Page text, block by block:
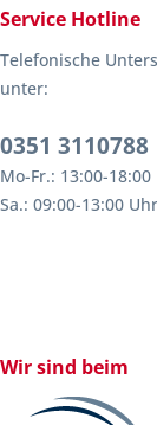
Service Hotline
Telefonische
unter:
0351 3110788
Mo-Fr.: 13:00-
Sa.: 09:00-13:00 Uhr
Wir sind beim